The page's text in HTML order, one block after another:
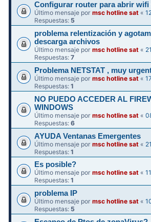
Configurar router para abrir wifi
Último mensaje pormsc hotline sat «
Respuestas: 5
problema relentización y
descarga archivos
Último mensaje pormsc hotline sat «
Respuestas:7
Problema NETSTAT , muy
Último mensaje pormsc hotline sat «
Respuestas:1
NO PUEDO ACCEDER AL
WINDOWS
Último mensaje pormsc hotline sat «
Respuestas:6
AYUDA Ventanas Emergentes
Último mensaje pormsc hotline sat «
Respuestas:1
Es posible?
Último mensaje pormsc hotline sat «
Respuestas:1
problema IP
Último mensaje pormsc hotline sat «
Respuestas: 5